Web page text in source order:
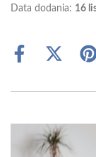
Data dodania: 16
Share
Share
(Twitter)